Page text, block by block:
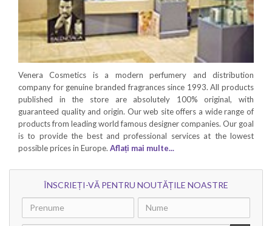
Venera Cosmetics is a modern perfumery and distribution
company for genuine branded fragrances since 1993. All products
published in the store are absolutely 100% original, with
guaranteed quality and origin. Our web site offers a wide range of
products from leading world famous designer companies. Our goal
is to provide the best and professional services at the lowest
possible prices in Europe. Aflați mai multe...
ÎNSCRIEȚI-VĂ PENTRU NOUTĂȚILE NOASTRE